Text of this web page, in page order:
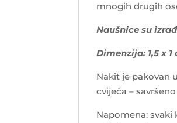
mnogih drugih
Naušnice su
Dimenzija: 1,5 x 1
Nakit je pakovan
cvijeća –
Napomena: